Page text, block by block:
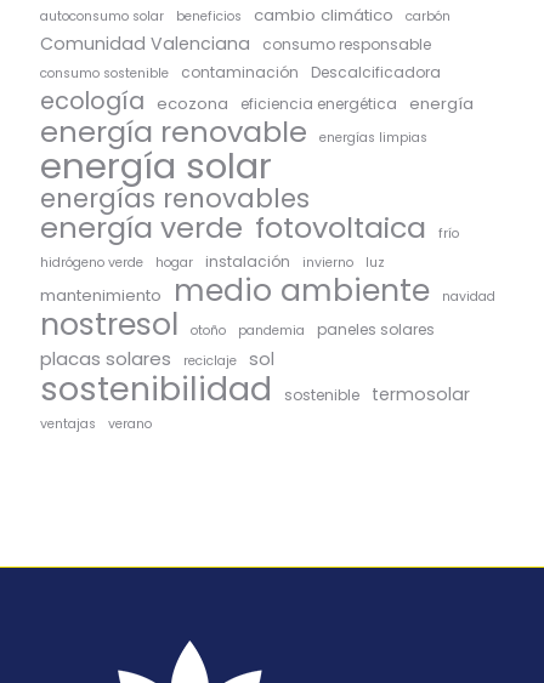
autoconsumo solar beneficios cambio climático carbón
Comunidad Valenciana consumo responsable
consumo sostenible contaminación Descalcificadora
ecología ecozona eficiencia energética energía
energía renovable energías limpias
energía solar
energías renovables
energía verde fotovoltaica
frío
hidrógeno verde
hogar instalación invierno luz
mantenimiento medio ambiente navidad
nostresol otoño pandemia paneles solares
placas solares reciclaje sol
sostenibilidad sostenible termosolar
ventajas verano